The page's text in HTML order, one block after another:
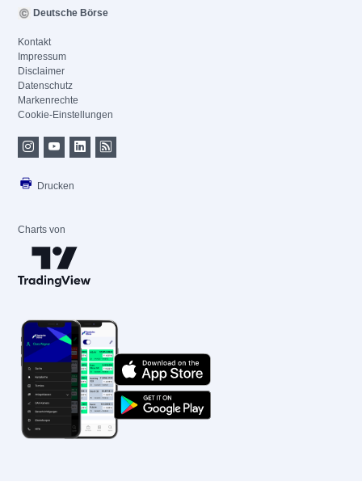
Deutsche Börse
Kontakt
Impressum
Disclaimer
Datenschutz
Markenrechte
Cookie-Einstellungen
Drucken
Charts von